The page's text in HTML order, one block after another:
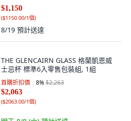
$1,150
($1150.00/1個)
8/19 預計送達
THE GLENCAIRN GLASS 格蘭凱恩威
士忌杯 標準6入零售包裝組, 1組
首購折扣價 8%$2,263
$2,063
($2063.00/1個)